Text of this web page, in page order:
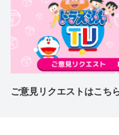
ご意見リクエストはこち